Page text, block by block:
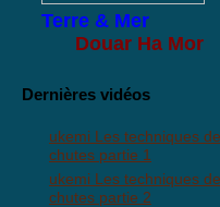
Terre & Mer
Douar Ha Mor
Dernières vidéos
ukemi Les techniques de
chutes partie 1
ukemi Les techniques de
chutes partie 2